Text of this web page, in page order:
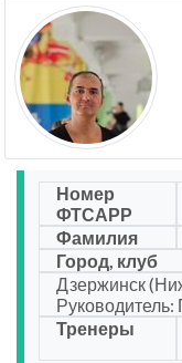
Номер
ФТСАРР
Фамилия
Город, клуб
Дзержинск
Руководитель:
Тренеры